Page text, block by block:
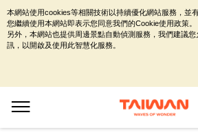
本網站使用cookies等相關技術以持續優化網站服務，並
您繼續使用本網站即表示您同意我們的Cookie使用政策。
另外，本網站也提供周邊景點自動偵測服務，我們建議
訊，以開啟及使用此智慧化服務。